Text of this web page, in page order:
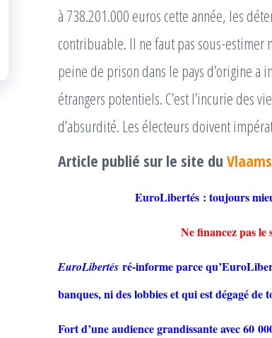
à 738.201.000 euros cette année, les
contribuable. Il ne faut pas sous-
peine de prison dans le pays d’origine
étrangers potentiels. C’est l’incurie des
d’absurdité. Les électeurs doivent
Article publié sur le site du
EuroLibertés : toujours
Ne financez pas
EuroLibertés ré-informe parce
banques, ni des lobbies et qui est dégagé
Fort d’une audience grandissante avec 60